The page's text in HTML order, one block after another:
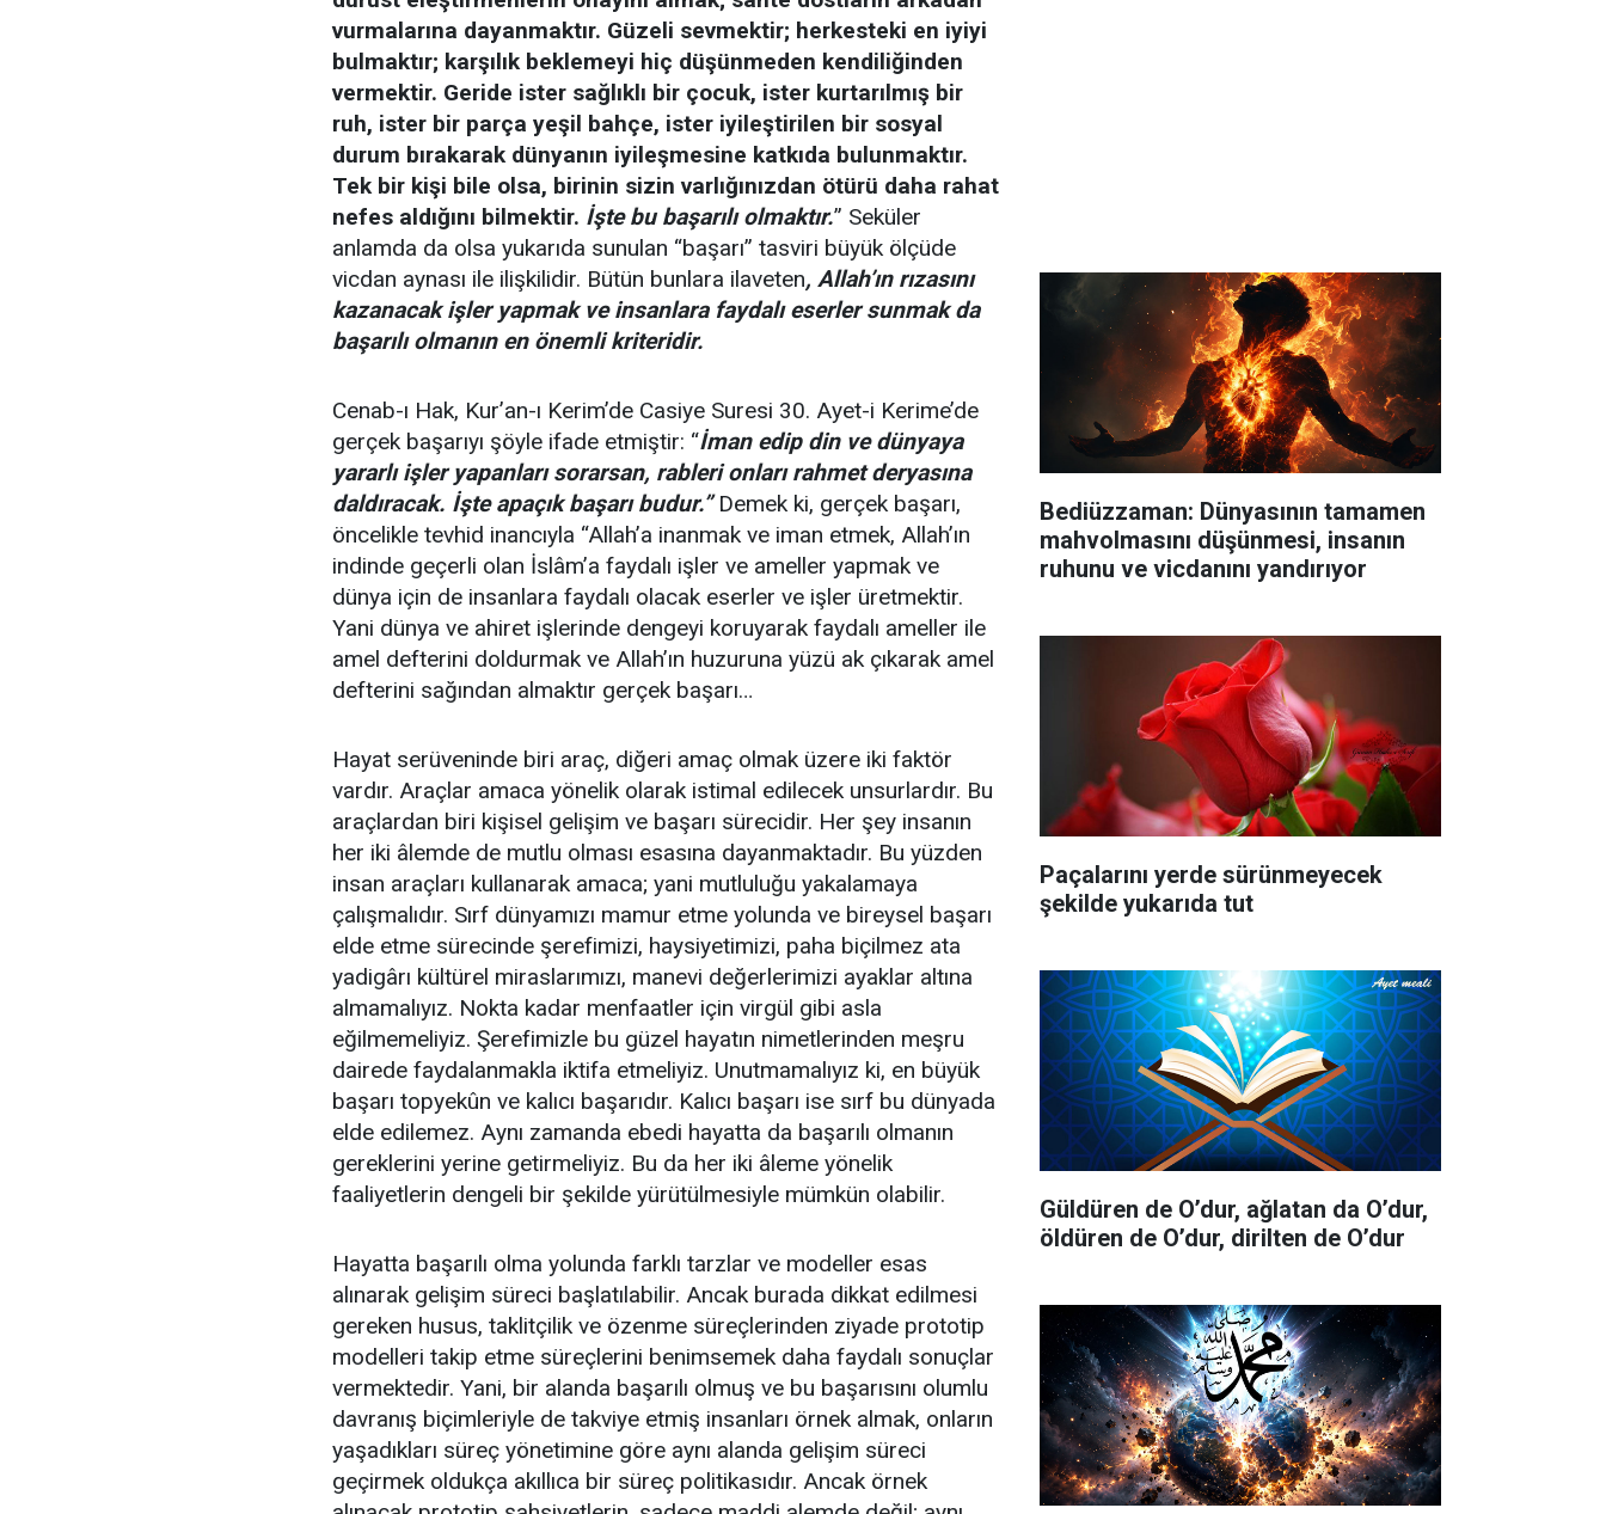
vurmalarına dayanmaktır. Güzeli sevmektir; herkesteki en iyiyi
bulmaktır; karşılık beklemeyi hiç düşünmeden kendiliğinden
vermektir. Geride ister sağlıklı bir çocuk, ister kurtarılmış bir
ruh, ister bir parça yeşil bahçe, ister iyileştirilen bir sosyal
durum bırakarak dünyanın iyileşmesine katkıda bulunmaktır.
Tek bir kişi bile olsa, birinin sizin varlığınızdan ötürü daha rahat
nefes aldığını bilmektir. İşte bu başarılı olmaktır.” Seküler
anlamda da olsa yukarıda sunulan “başarı” tasviri büyük ölçüde
vicdan aynası ile ilişkilidir. Bütün bunlara ilaveten, Allah’ın rızasını
kazanacak işler yapmak ve insanlara faydalı eserler sunmak da
başarılı olmanın en önemli kriteridir.
Cenab-ı Hak, Kur’an-ı Kerim’de Casiye Suresi 30. Ayet-i Kerime’de
gerçek başarıyı şöyle ifade etmiştir: “İman edip din ve dünyaya
yararlı işler yapanları sorarsan, rableri onları rahmet deryasına
daldıracak. İşte apaçık başarı budur.”Demek ki, gerçek başarı,
öncelikle tevhid inancıyla “Allah’a inanmak ve iman etmek, Allah’ın
indinde geçerli olan İslâm’a faydalı işler ve ameller yapmak ve
dünya için de insanlara faydalı olacak eserler ve işler üretmektir.
Yani dünya ve ahiret işlerinde dengeyi koruyarak faydalı ameller ile
amel defterini doldurmak ve Allah’ın huzuruna yüzü ak çıkarak amel
defterini sağından almaktır gerçek başarı…
Hayat serüveninde biri araç, diğeri amaç olmak üzere iki faktör
vardır. Araçlar amaca yönelik olarak istimal edilecek unsurlardır. Bu
araçlardan biri kişisel gelişim ve başarı sürecidir. Her şey insanın
her iki âlemde de mutlu olması esasına dayanmaktadır. Bu yüzden
insan araçları kullanarak amaca; yani mutluluğu yakalamaya
çalışmalıdır. Sırf dünyamızı mamur etme yolunda ve bireysel başarı
elde etme sürecinde şerefimizi, haysiyetimizi, paha biçilmez ata
yadigârı kültürel miraslarımızı, manevi değerlerimizi ayaklar altına
almamalıyız. Nokta kadar menfaatler için virgül gibi asla
eğilmemeliyiz. Şerefimizle bu güzel hayatın nimetlerinden meşru
dairede faydalanmakla iktifa etmeliyiz. Unutmamalıyız ki, en büyük
başarı topyekûn ve kalıcı başarıdır. Kalıcı başarı ise sırf bu dünyada
elde edilemez. Aynı zamanda ebedi hayatta da başarılı olmanın
gereklerini yerine getirmeliyiz. Bu da her iki âleme yönelik
faaliyetlerin dengeli bir şekilde yürütülmesiyle mümkün olabilir.
Hayatta başarılı olma yolunda farklı tarzlar ve modeller esas
alınarak gelişim süreci başlatılabilir. Ancak burada dikkat edilmesi
gereken husus, taklitçilik ve özenme süreçlerinden ziyade prototip
modelleri takip etme süreçlerini benimsemek daha faydalı sonuçlar
vermektedir. Yani, bir alanda başarılı olmuş ve bu başarısını olumlu
davranış biçimleriyle de takviye etmiş insanları örnek almak, onların
yaşadıkları süreç yönetimine göre aynı alanda gelişim süreci
geçirmek oldukça akıllıca bir süreç politikasıdır. Ancak örnek
Bediüzzaman: Dünyasının tamamen
mahvolmasını düşünmesi, insanın
ruhunu ve vicdanını yandırıyor
Paçalarını yerde sürünmeyecek
şekilde yukarıda tut
Güldüren de O’dur, ağlatan da O’dur,
öldüren de O’dur, dirilten de O’dur